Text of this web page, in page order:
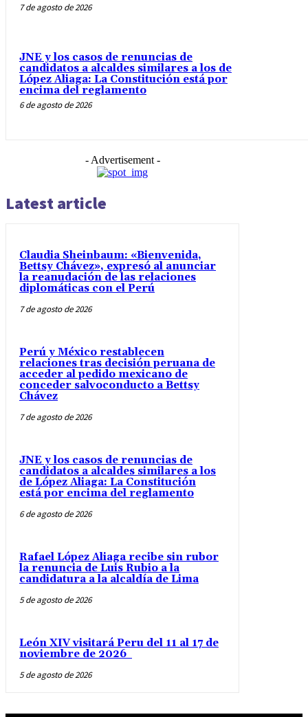
7 de agosto de 2026
JNE y los casos de renuncias de
candidatos a alcaldes similares a los de
López Aliaga: La Constitución está por
encima del reglamento
6 de agosto de 2026
- Advertisement -
Latest article
Claudia Sheinbaum: «Bienvenida,
Bettsy Chávez», expresó al anunciar
la reanudación de las relaciones
diplomáticas con el Perú
7 de agosto de 2026
Perú y México restablecen
relaciones tras decisión peruana de
acceder al pedido mexicano de
conceder salvoconducto a Bettsy
Chávez
7 de agosto de 2026
JNE y los casos de renuncias de
candidatos a alcaldes similares a los
de López Aliaga: La Constitución
está por encima del reglamento
6 de agosto de 2026
Rafael López Aliaga recibe sin rubor
la renuncia de Luis Rubio a la
candidatura a la alcaldía de Lima
5 de agosto de 2026
León XIV visitará Peru del 11 al 17 de
noviembre de 2026
5 de agosto de 2026